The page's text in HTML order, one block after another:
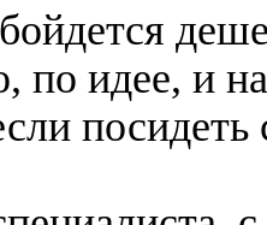
по идее, и